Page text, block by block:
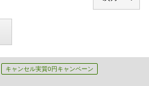
キャンセル実質0円キャンペーン